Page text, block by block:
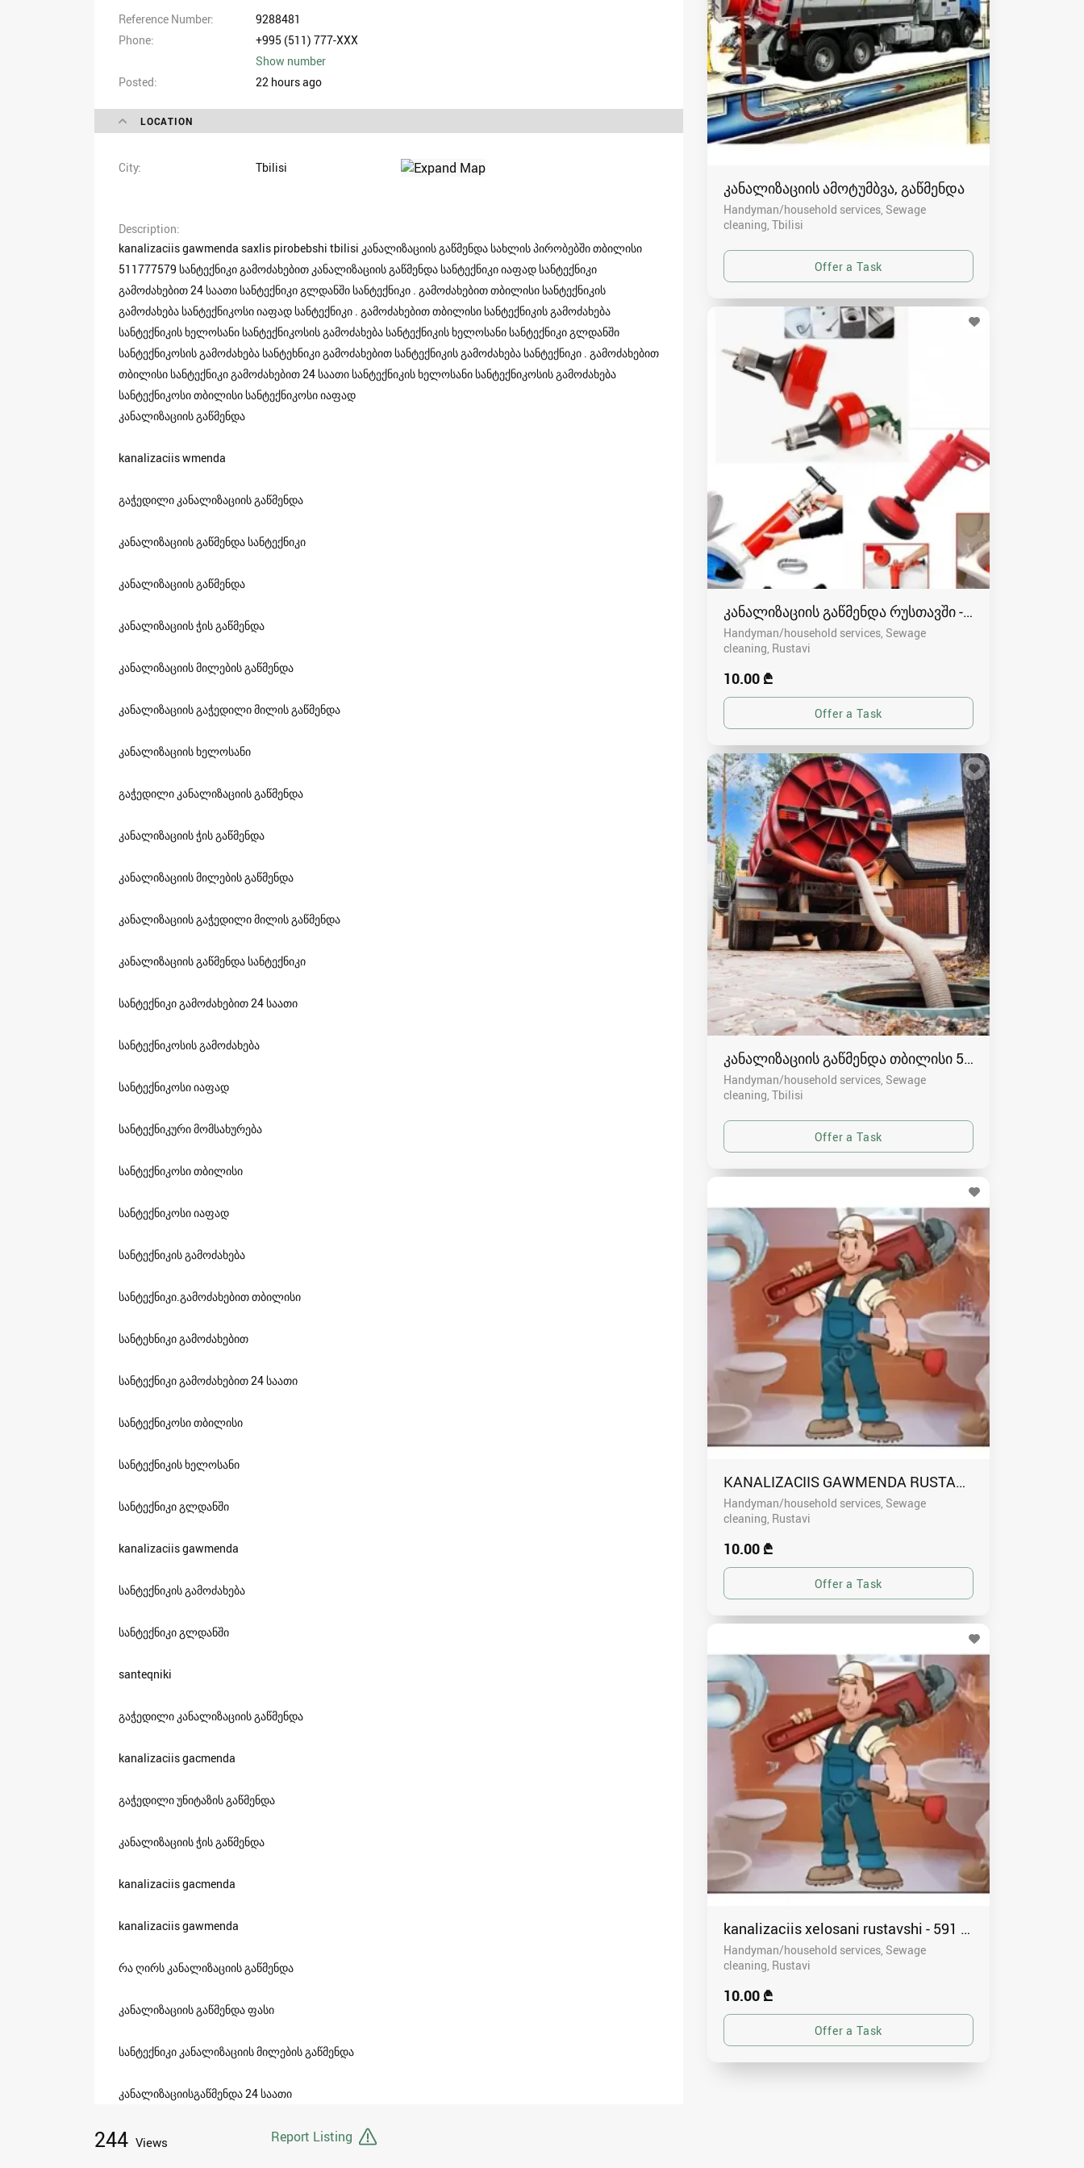
კანალიზაციის ამოტუმბვა, გაწმენდა
Handyman/household services, Sewage
cleaning Tbilisi
კანალიზაციის გაწმენდა რუსთავში - 591004680
Handyman/household services, Sewage
cleaning Rustavi
10.00 ₾
კანალიზაციის გაწმენდა თბილისი 557554000
Handyman/household services, Sewage
cleaning Tbilisi
KANALIZACIIS GAWMENDA RUSTAVSHI - 591004680
Handyman/household services, Sewage
cleaning Rustavi
10.00 ₾
kanalizaciis xelosani rustavshi - 591 00 46 80
Handyman/household services, Sewage
cleaning Rustavi
10.00 ₾
Reference Number
9288481
Phone
+995 (511) 777-XXX
Show number
Posted
22 hours ago
LOCATION
City Tbilisi
Description
kanalizaciis gawmenda saxlis pirobebshi tbilisi კანალიზაციის გაწმენდა სახლის პირობებში თბილისი
511777579 სანტექნიკი გამოძახებით კანალიზაციის გაწმენდა სანტექნიკი იაფად სანტექნიკი
გამოძახებით 24 საათი სანტექნიკი გლდანში სანტექნიკი . გამოძახებით თბილისი სანტექნიკის
გამოძახება სანტექნიკოსი იაფად სანტექნიკი . გამოძახებით თბილისი სანტექნიკის გამოძახება
სანტექნიკის ხელოსანი სანტექნიკოსის გამოძახება სანტექნიკის ხელოსანი სანტექნიკი გლდანში
სანტექნიკოსის გამოძახება სანტეხნიკი გამოძახებით სანტექნიკის გამოძახება სანტექნიკი . გამოძახებით
თბილისი სანტექნიკი გამოძახებით 24 საათი სანტექნიკის ხელოსანი სანტექნიკოსის გამოძახება
სანტექნიკოსი თბილისი სანტექნიკოსი იაფად
კანალიზაციის გაწმენდა
kanalizaciis wmenda
გაჭედილი კანალიზაციის გაწმენდა
კანალიზაციის გაწმენდა სანტექნიკი
კანალიზაციის გაწმენდა
კანალიზაციის ჭის გაწმენდა
კანალიზაციის მილების გაწმენდა
კანალიზაციის გაჭედილი მილის გაწმენდა
კანალიზაციის ხელოსანი
გაჭედილი კანალიზაციის გაწმენდა
კანალიზაციის ჭის გაწმენდა
კანალიზაციის მილების გაწმენდა
კანალიზაციის გაჭედილი მილის გაწმენდა
კანალიზაციის გაწმენდა სანტექნიკი
სანტექნიკი გამოძახებით 24 საათი
სანტექნიკოსის გამოძახება
სანტექნიკოსი იაფად
სანტექნიკური მომსახურება
სანტექნიკოსი თბილისი
სანტექნიკოსი იაფად
სანტექნიკის გამოძახება
სანტექნიკი.გამოძახებით თბილისი
სანტეხნიკი გამოძახებით
სანტექნიკი გამოძახებით 24 საათი
სანტექნიკოსი თბილისი
სანტექნიკის ხელოსანი
სანტექნიკი გლდანში
kanalizaciis gawmenda
სანტექნიკის გამოძახება
სანტექნიკი გლდანში
santeqniki
გაჭედილი კანალიზაციის გაწმენდა
kanalizaciis gacmenda
გაჭედილი უნიტაზის გაწმენდა
კანალიზაციის ჭის გაწმენდა
kanalizaciis gacmenda
kanalizaciis gawmenda
რა ღირს კანალიზაციის გაწმენდა
კანალიზაციის გაწმენდა ფასი
სანტექნიკი კანალიზაციის მილების გაწმენდა
კანალიზაციისგაწმენდა 24 საათი
Report Listing
244 Views